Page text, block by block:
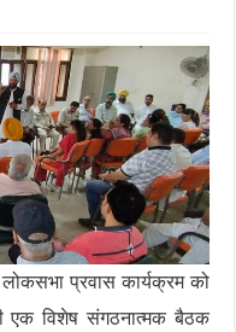
प्रवास कार्यक्रम को
एक विशेष संगठनात्मक बैठक